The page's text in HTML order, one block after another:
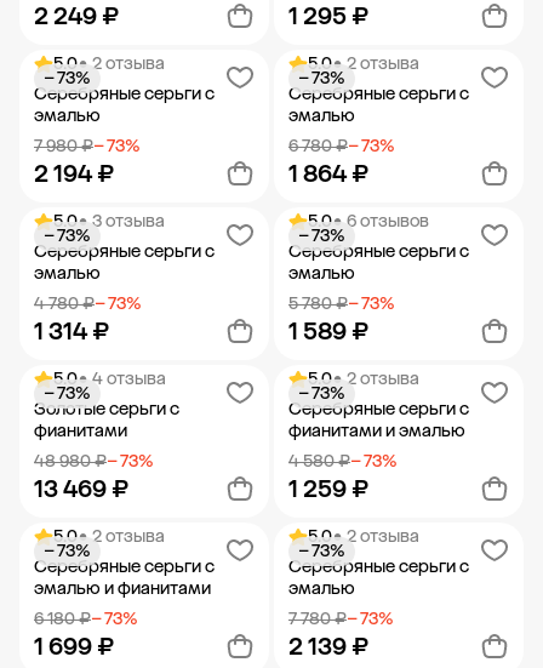
2 249 ₽
Добавить в корзину
1 295 ₽
Добавить в корзину
5.0• 2 отзыва
Серебряные серьги с
эмалью
7 980 ₽− 73%
2 194 ₽
− 73%
Добавить в корзину
5.0• 2 отзыва
Серебряные серьги с
эмалью
6 780 ₽− 73%
1 864 ₽
− 73%
Добавить в корзину
5.0• 3 отзыва
Серебряные серьги с
эмалью
4 780 ₽− 73%
1 314 ₽
− 73%
Добавить в корзину
5.0• 6 отзывов
Серебряные серьги с
эмалью
5 780 ₽− 73%
1 589 ₽
− 73%
Добавить в корзину
5.0• 4 отзыва
Золотые серьги с
фианитами
48 980 ₽− 73%
13 469 ₽
− 73%
Добавить в корзину
5.0• 2 отзыва
Серебряные серьги с
фианитами и эмалью
4 580 ₽− 73%
1 259 ₽
− 73%
Добавить в корзину
5.0• 2 отзыва
Серебряные серьги с
эмалью и фианитами
6 180 ₽− 73%
1 699 ₽
− 73%
5.0• 2 отзыва
Серебряные серьги с
эмалью
7 780 ₽− 73%
2 139 ₽
− 73%